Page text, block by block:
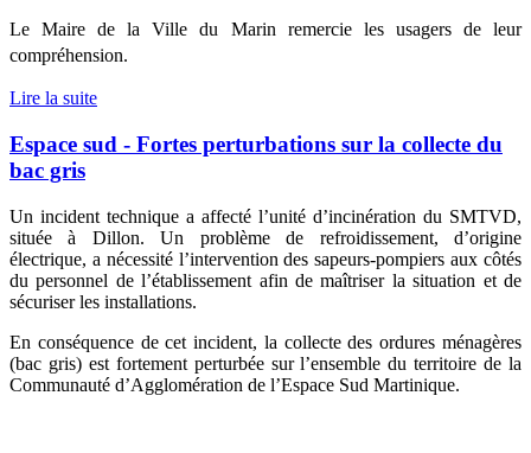
Le Maire de la Ville du Marin remercie les usagers de leur
compréhension.
Lire la suite
Espace sud - Fortes perturbations sur la collecte du
bac gris
Un incident technique a affecté l’unité d’incinération du SMTVD,
située à Dillon. Un problème de refroidissement, d’origine
électrique, a nécessité l’intervention des sapeurs-pompiers aux côtés
du personnel de l’établissement afin de maîtriser la situation et de
sécuriser les installations.
En conséquence de cet incident, la collecte des ordures ménagères
(bac gris) est fortement perturbée sur l’ensemble du territoire de la
Communauté d’Agglomération de l’Espace Sud Martinique.